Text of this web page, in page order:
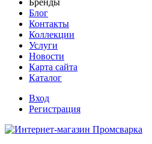
Бренды
Блог
Контакты
Коллекции
Услуги
Новости
Карта сайта
Каталог
Вход
Регистрация